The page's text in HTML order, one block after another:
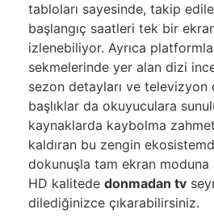
tabloları sayesinde, takip
başlangıç saatleri tek bir
izlenebiliyor. Ayrıca
sekmelerinde yer alan dizi
sezon detayları ve televizyon
başlıklar da okuyuculara
kaynaklarda kaybolma
kaldıran bu zengin
dokunuşla tam ekran
HD kalitede donmadan tv
dilediğinizce çıkarabilirsiniz.